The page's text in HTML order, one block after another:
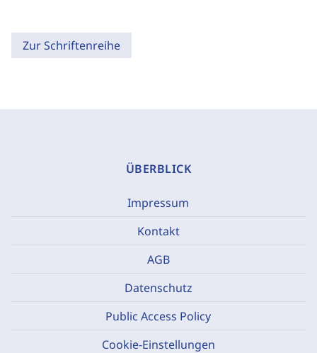
Zur Schriftenreihe
ÜBERBLICK
Impressum
Kontakt
AGB
Datenschutz
Public Access Policy
Cookie-Einstellungen